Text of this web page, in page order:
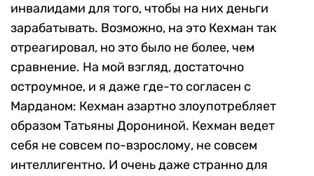
инвалидами для того, чтобы на них деньги
зарабатывать. Возможно, на это Кехман так
отреагировал, но это было не более, чем
сравнение. На мой взгляд, достаточно
остроумное, и я даже где-то согласен с
Марданом: Кехман азартно злоупотребляет
образом Татьяны Дорониной. Кехман ведет
себя не совсем по-взрослому, не совсем
интеллигентно. И очень даже странно для